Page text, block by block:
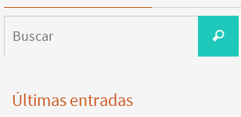
Buscar
Últimas entradas